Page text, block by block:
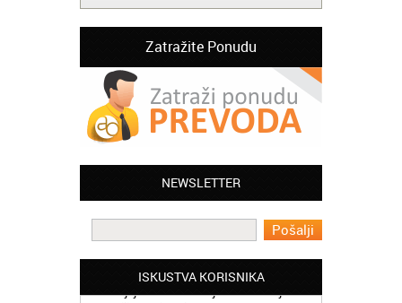
Zatražite Ponudu
NEWSLETTER
ISKUSTVA KORISNIKA
Akademiji Oxford u Nišu jer su stvarno
profesionalni i prenose znanje na odličan
način
Milica iz Beograda:
Zahvaljujuću akademiji Oxford ja se
zaposlila, hvala svima, super ste